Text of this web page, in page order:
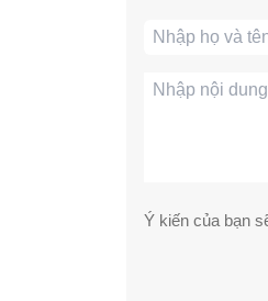
Ý kiến của bạn